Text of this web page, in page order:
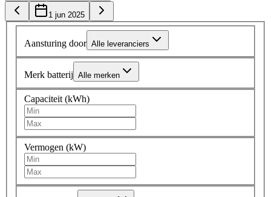
1 jun 2025
Aansturing door Alle leveranciers
Merk batterij Alle merken
Capaciteit (kWh)
Vermogen (kW)